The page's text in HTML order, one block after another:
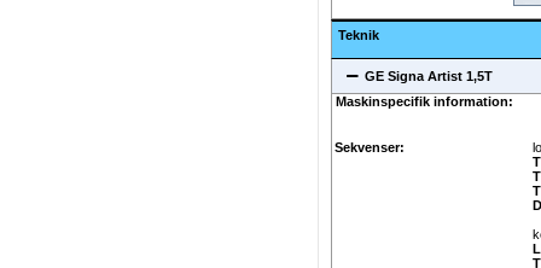
Teknik
GE Signa Artist 1,5T
Maskinspecifik information:
Sekvenser: